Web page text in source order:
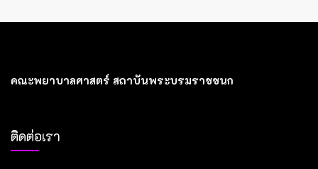
คณะพยาบาลศาสตร์ สถาบันพระบรมราชชนก
ติดต่อเรา